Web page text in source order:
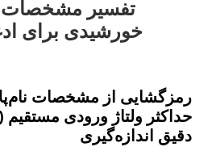
تفسیر مشخصات
خورشیدی برای
دقیق اندازه‌گیری